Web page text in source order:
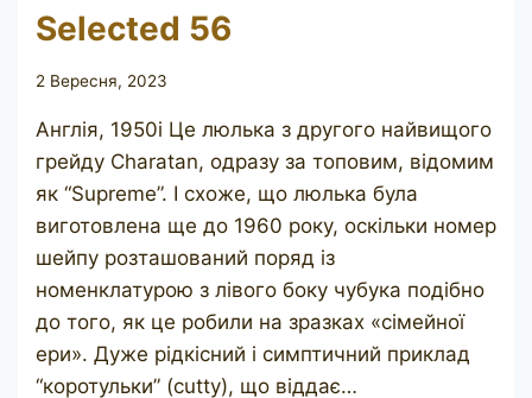
Selected 56
2 Вересня, 2023
Англія, 1950і Це люлька з другого найвищого
грейду Charatan, одразу за топовим, відомим
як “Supreme”. І схоже, що люлька була
виготовлена ​​ще до 1960 року, оскільки номер
шейпу розташований поряд із
номенклатурою з лівого боку чубука подібно
до того, як це робили на зразках «сімейної
ери». Дуже рідкісний і симптичний приклад
“коротульки” (cutty), що віддає…